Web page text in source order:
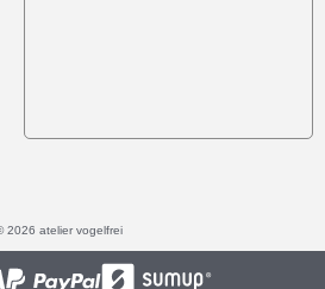
2026 atelier vogelfrei